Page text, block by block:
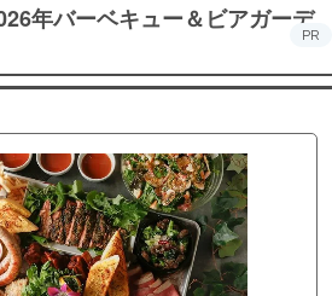
年バーベキュー＆ビアガーデ
PR